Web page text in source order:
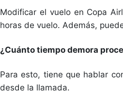
Modificar el vuelo en Copa
horas de vuelo. Además,
¿Cuánto tiempo demora
Para esto, tiene que hablar
desde la llamada.